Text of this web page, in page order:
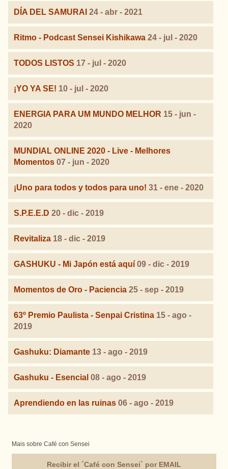
DÍA DEL SAMURAI 24 - abr - 2021
Ritmo - Podcast Sensei Kishikawa 24 - jul - 2020
TODOS LISTOS 17 - jul - 2020
¡YO YA SE! 10 - jul - 2020
ENERGIA PARA UM MUNDO MELHOR 15 - jun -
2020
MUNDIAL ONLINE 2020 - Live - Melhores
Momentos 07 - jun - 2020
¡Uno para todos y todos para uno! 31 - ene - 2020
S.P.E.E.D 20 - dic - 2019
Revitaliza 18 - dic - 2019
GASHUKU - Mi Japón está aquí 09 - dic - 2019
Momentos de Oro - Paciencia 25 - sep - 2019
63º Premio Paulista - Senpai Cristina 15 - ago -
2019
Gashuku: Diamante 13 - ago - 2019
Gashuku - Esencial 08 - ago - 2019
Aprendiendo en las ruinas 06 - ago - 2019
Mais sobre Café con Sensei
Recibir el ´Café con Sensei` por EMAIL